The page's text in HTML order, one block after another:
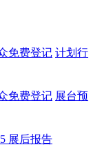
免费登记 计划行
免费登记 展台预
展后报告